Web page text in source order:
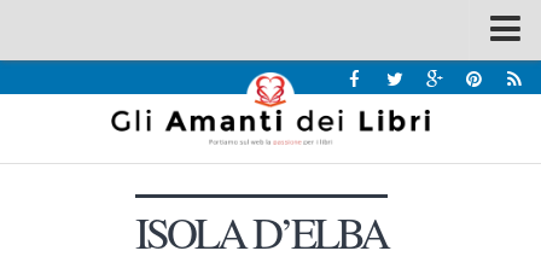
Recensioni
Interviste & Incontri
ISOLA D’ELBA